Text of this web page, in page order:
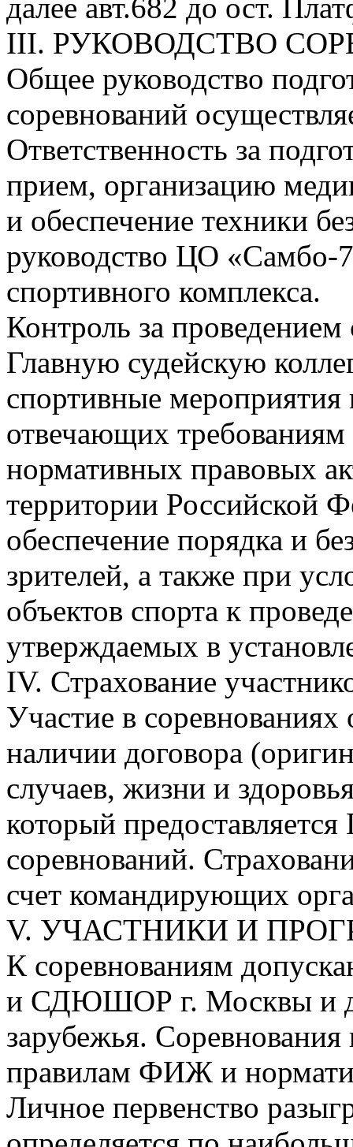
далее авт.682 до ост.
III. РУКОВОДСТВО
Общее руководство
соревнований
Ответственность за
прием, организацию
и обеспечение техники
руководство ЦО «Самбо-
спортивного комплекса.
Контроль за
Главную судейскую
спортивные мероприятия
отвечающих
нормативных правовых
территории Российской
обеспечение порядка и
зрителей, а также при
объектов спорта к
утверждаемых в
IV. Страхование
Участие в соревнованиях
наличии договора
случаев, жизни и
который
соревнований.
счет командирующих
V. УЧАСТНИКИ И
К соревнованиям
и СДЮШОР г. Москвы и
зарубежья.
правилам ФИЖ и
Личное первенство